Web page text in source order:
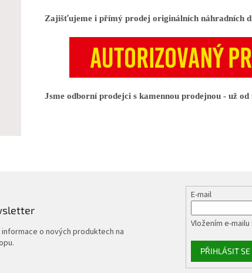
Zajišťujeme i přímý prodej originálních náhradních
Jsme odborní prodejci s kamennou prodejnou - už od
o nových produktech na
E-mail
Vložením e-
PŘIHLÁSIT SE